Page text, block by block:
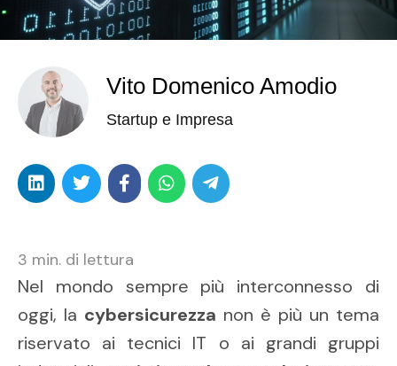
Vito Domenico Amodio
Startup e Impresa
3 min. di lettura
Nel mondo sempre più interconnesso di
oggi, la cybersicurezza non è più un tema
riservato ai tecnici IT o ai grandi gruppi